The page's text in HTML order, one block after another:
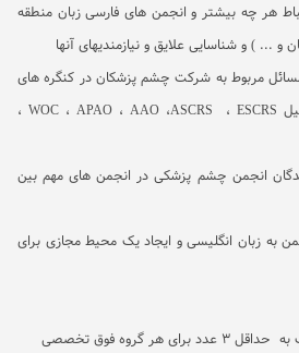
هر چه بیشتر و انجمن های فارسی زبان منطقه
و ... ) و شناسایی علایق و نیازمندیهای آنها
مربوط به شرکت چشم پزشکان در کنگره های
ESCRS ، ASCRS، AAO ، APAO ، WOC ،
انجمن چشم پزشکی در انجمن های مهم بین
به زبان انگلیسی و ایجاد یک محیط مجازی برای
به حداقل 3 عدد برای هر گروه فوق تخصصی